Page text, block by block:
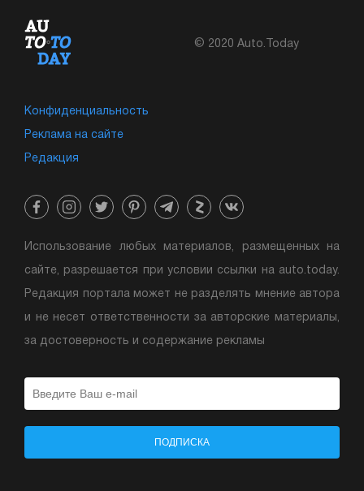
© 2020 Auto.Today
Конфиденциальность
Реклама на сайте
Редакция
Использование любых материалов, размещенных на
сайте, разрешается при условии ссылки на auto.today.
Редакция портала может не разделять мнение автора
и не несет ответственности за авторские материалы,
за достоверность и содержание рекламы
ПОДПИСКА